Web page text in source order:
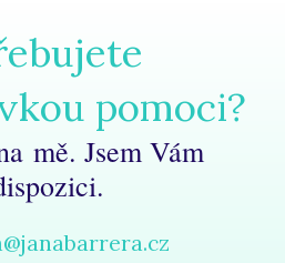
pomoci?
mě. Jsem Vám